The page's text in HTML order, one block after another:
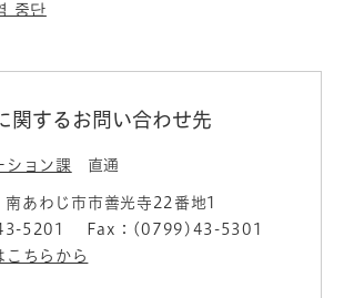
중단
関するお問い合わせ先
ション課 直通
南あわじ市市善光寺22番地1
5201
Fax：(0799)43-5301
こちらから